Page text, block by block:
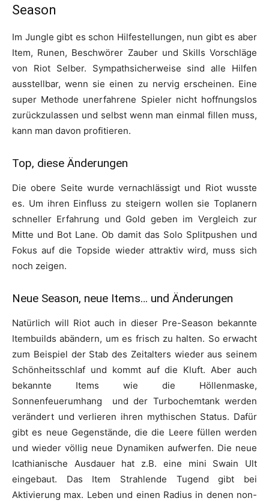
Season
Im Jungle gibt es schon Hilfestellungen, nun gibt es aber
Item, Runen, Beschwörer Zauber und Skills Vorschläge
von Riot Selber. Sympathsicherweise sind alle Hilfen
ausstellbar, wenn sie einen zu nervig erscheinen. Eine
super Methode unerfahrene Spieler nicht hoffnungslos
zurückzulassen und selbst wenn man einmal fillen muss,
kann man davon profitieren.
Top, diese Änderungen
Die obere Seite wurde vernachlässigt und Riot wusste
es. Um ihren Einfluss zu steigern wollen sie Toplanern
schneller Erfahrung und Gold geben im Vergleich zur
Mitte und Bot Lane. Ob damit das Solo Splitpushen und
Fokus auf die Topside wieder attraktiv wird, muss sich
noch zeigen.
Neue Season, neue Items… und Änderungen
Natürlich will Riot auch in dieser Pre-Season bekannte
Itembuilds abändern, um es frisch zu halten. So erwacht
zum Beispiel der Stab des Zeitalters wieder aus seinem
Schönheitsschlaf und kommt auf die Kluft. Aber auch
bekannte Items wie die Höllenmaske,
Sonnenfeuerumhang und der Turbochemtank werden
verändert und verlieren ihren mythischen Status. Dafür
gibt es neue Gegenstände, die die Leere füllen werden
und wieder völlig neue Dynamiken aufwerfen. Die neue
Icathianische Ausdauer hat z.B. eine mini Swain Ult
eingebaut. Das Item Strahlende Tugend gibt bei
Aktivierung max. Leben und einen Radius in denen non-